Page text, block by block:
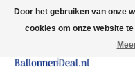
Wij zijn gesloten t/m 3 augustus i.v.m.
Door het gebruiken van onze
cookies om onze website